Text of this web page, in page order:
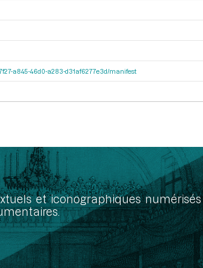
a845-46d0-a283-d31af6277e3d/manifest
et iconographiques